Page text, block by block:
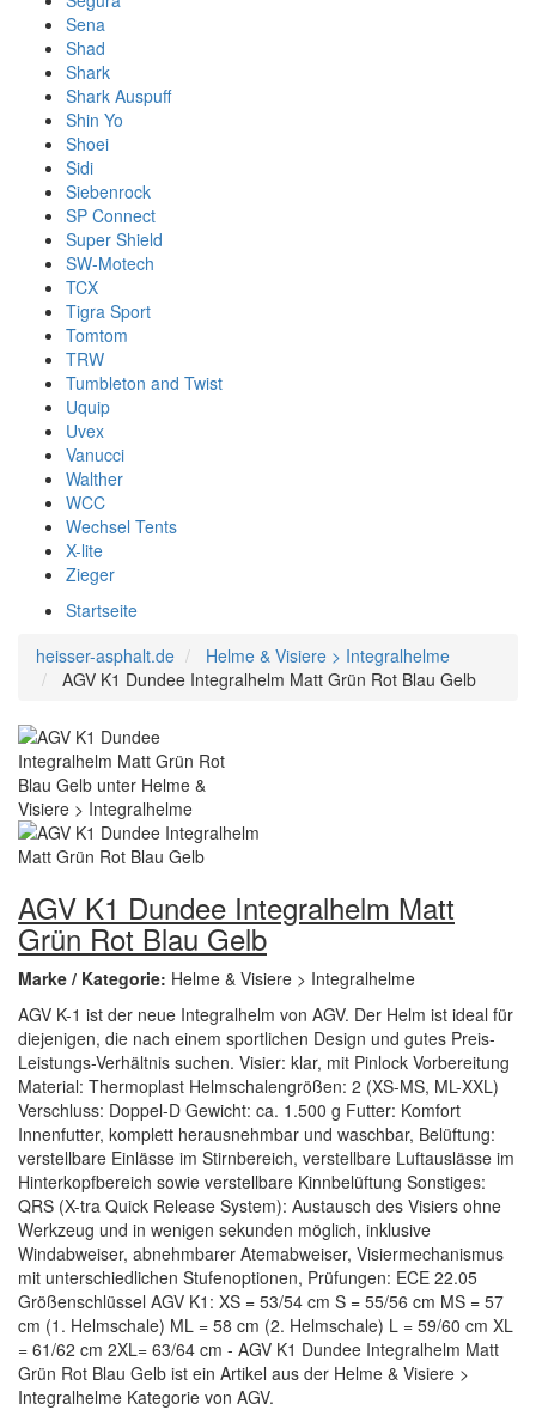
Sena
Shad
Shark
Shark Auspuff
Shin Yo
Shoei
Sidi
Siebenrock
SP Connect
Super Shield
SW-Motech
TCX
Tigra Sport
Tomtom
TRW
Tumbleton and Twist
Uquip
Uvex
Vanucci
Walther
WCC
Wechsel Tents
X-lite
Zieger
Startseite
heisser-asphalt.de
Helme & Visiere > Integralhelme
AGV K1 Dundee Integralhelm Matt Grün Rot Blau Gelb
AGV K1 Dundee Integralhelm Matt
Grün Rot Blau Gelb
Marke / Kategorie: Helme & Visiere > Integralhelme
AGV K-1 ist der neue Integralhelm von AGV. Der Helm ist ideal für
diejenigen, die nach einem sportlichen Design und gutes Preis-
Leistungs-Verhältnis suchen. Visier: klar, mit Pinlock Vorbereitung
Material: Thermoplast Helmschalengrößen: 2 (XS-MS, ML-XXL)
Verschluss: Doppel-D Gewicht: ca. 1.500 g Futter: Komfort
Innenfutter, komplett herausnehmbar und waschbar, Belüftung:
verstellbare Einlässe im Stirnbereich, verstellbare Luftauslässe im
Hinterkopfbereich sowie verstellbare Kinnbelüftung Sonstiges:
QRS (X-tra Quick Release System): Austausch des Visiers ohne
Werkzeug und in wenigen sekunden möglich, inklusive
Windabweiser, abnehmbarer Atemabweiser, Visiermechanismus
mit unterschiedlichen Stufenoptionen, Prüfungen: ECE 22.05
Größenschlüssel AGV K1: XS = 53/54 cm S = 55/56 cm MS = 57
cm (1. Helmschale) ML = 58 cm (2. Helmschale) L = 59/60 cm XL
= 61/62 cm 2XL= 63/64 cm - AGV K1 Dundee Integralhelm Matt
Grün Rot Blau Gelb ist ein Artikel aus der Helme & Visiere >
Integralhelme Kategorie von AGV.